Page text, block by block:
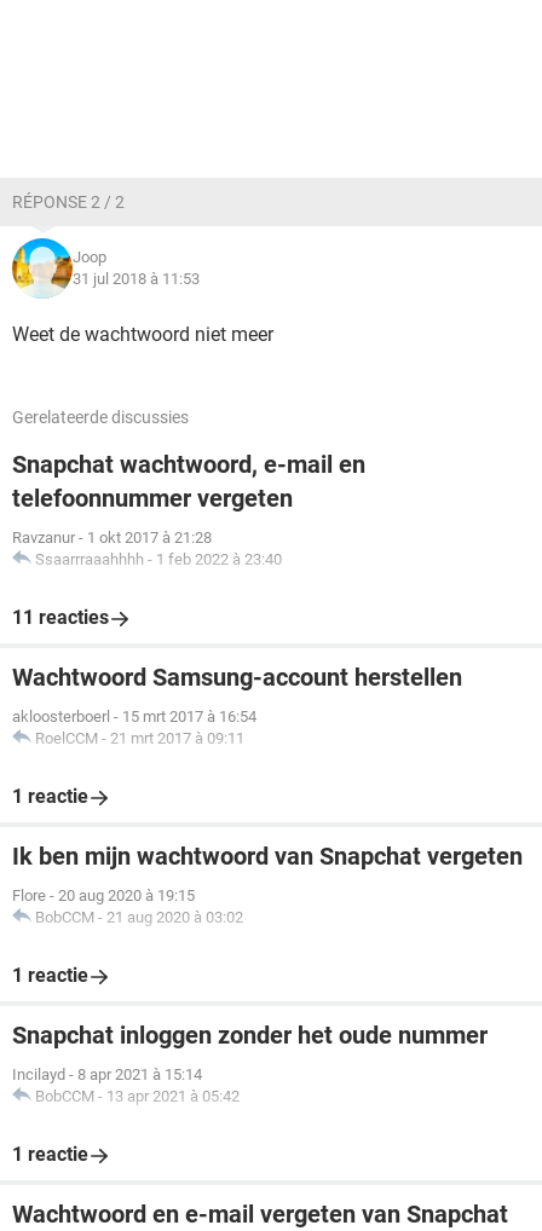
RÉPONSE 2 / 2
Joop
31 jul 2018 à 11:53
Weet de wachtwoord niet meer
Gerelateerde discussies
Snapchat wachtwoord, e-mail en
telefoonnummer vergeten
Ravzanur - 1 okt 2017 à 21:28
Ssaarrraaahhhh - 1 feb 2022 à 23:40
11 reacties
Wachtwoord Samsung-account herstellen
akloosterboerl - 15 mrt 2017 à 16:54
RoelCCM - 21 mrt 2017 à 09:11
1 reactie
Ik ben mijn wachtwoord van Snapchat vergeten
Flore - 20 aug 2020 à 19:15
BobCCM - 21 aug 2020 à 03:02
1 reactie
Snapchat inloggen zonder het oude nummer
Incilayd - 8 apr 2021 à 15:14
BobCCM - 13 apr 2021 à 05:42
1 reactie
Wachtwoord en e-mail vergeten van Snapchat